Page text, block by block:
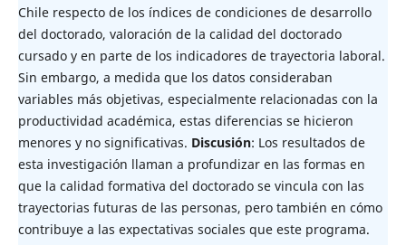
Chile respecto de los índices de condiciones de desarrollo
del doctorado, valoración de la calidad del doctorado
cursado y en parte de los indicadores de trayectoria laboral.
Sin embargo, a medida que los datos consideraban
variables más objetivas, especialmente relacionadas con la
productividad académica, estas diferencias se hicieron
menores y no significativas. Discusión: Los resultados de
esta investigación llaman a profundizar en las formas en
que la calidad formativa del doctorado se vincula con las
trayectorias futuras de las personas, pero también en cómo
contribuye a las expectativas sociales que este programa.